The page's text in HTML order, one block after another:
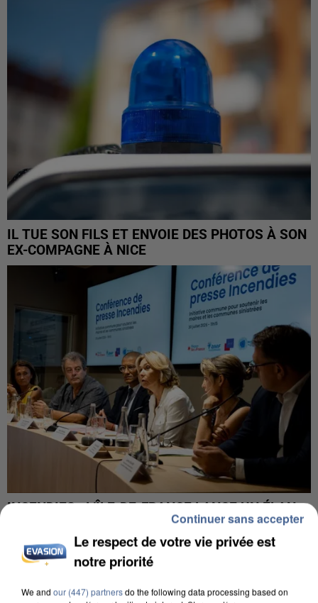
IL TUE SON FILS ET ENVOIE DES PHOTOS À SON
EX-COMPAGNE À NICE
INCENDIES : L’ÎLE-DE-FRANCE LANCE UN ÉLAN
DE SOLIDARITÉ AVEC LES...
Le respect de votre vie privée est
notre priorité
We and our (447) partnersdo the following data processing based on
Continuer sans accepter